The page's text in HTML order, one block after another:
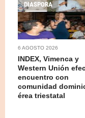
DIASPORA
6 AGOSTO 2026
INDEX, Vimenca y
Western Unión
encuentro con
comunidad
érea triestatal